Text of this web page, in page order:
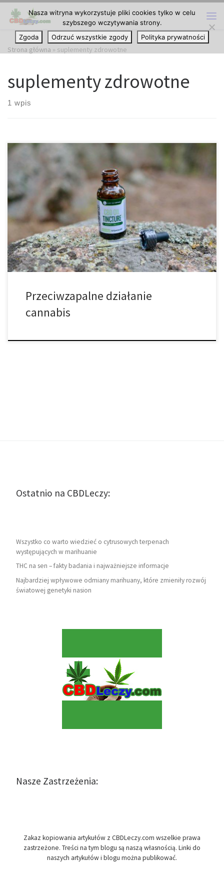
Przejdź do treści
Strona główna » suplementy zdrowotne
suplementy zdrowotne
1 wpis
Jeśli to czytasz, być może znasz już przeciwzapalne efekty
cannabis. Badania pokazują, że kannabinoidy takie jak THC, CBD,
CBG i CBC mogą pomóc w zwalczaniu stanów zapalnych w całym
ciele. Niektóre terpeny znajdujące się w konopiach, a w tym
linalool, limonen i eukaliptol, również posiadają potencjał
przeciwzapalny. Nasz organizm próbuje […]
Przeciwzapalne działanie
cannabis
Ostatnio na CBDLeczy:
Wszystko co warto wiedzieć o cytrusowych terpenach
występujących w marihuanie
THC na sen – fakty badania i najważniejsze informacje
Najbardziej wpływowe odmiany marihuany, które zmieniły rozwój
światowej genetyki nasion
Nasze Zastrzeżenia:
Zakaz kopiowania artykułów z CBDLeczy.com wszelkie prawa
zastrzeżone. Treści na tym blogu są naszą własnością. Linki do
naszych artykułów i blogu można publikować.
Nasza witryna wykorzystuje pliki cookies tylko w celu
szybszego wczytywania strony.
Zgoda
Odrzuć wszystkie zgody Polityka prywatności